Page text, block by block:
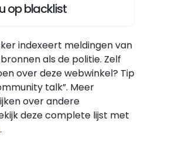
op blacklist
indexeert meldingen van
als de politie. Zelf
over deze webwinkel? Tip
talk”. Meer
over andere
deze complete lijst met
.